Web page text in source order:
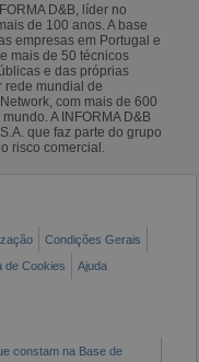
D&B, líder no
de 100 anos. A base
empresas em Portugal e
mais de 50 técnicos
e das próprias
rede mundial de
com mais de 600
A INFORMA D&B
que faz parte do grupo
risco comercial.
Condições Gerais
de Cookies Ajuda
constam na Base de